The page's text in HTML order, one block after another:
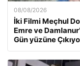
08/08/2026
İki Filmi Meçhul
Emre ve
Gün yüzüne